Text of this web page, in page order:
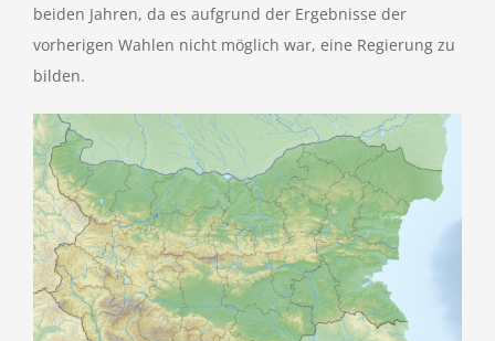
beiden Jahren, da es aufgrund der Ergebnisse der
vorherigen Wahlen nicht möglich war, eine Regierung zu
bilden.